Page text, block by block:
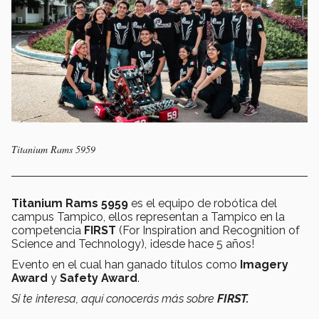
Titanium Rams 5959
Titanium Rams 5959 es el equipo de robótica del
campus Tampico, ellos representan a Tampico en la
competencia FIRST (For Inspiration and Recognition of
Science and Technology), ¡desde hace 5 años!
Evento en el cual han ganado títulos como Imagery
Award y Safety Award.
Si te interesa, aquí conocerás más sobre FIRST.